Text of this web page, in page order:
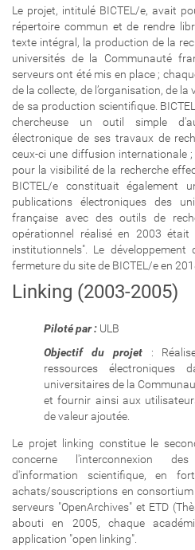
Le projet, intitulé BICTEL/e, avait
répertoire commun et de rendre
texte intégral, la production de la
universités de la Communauté
serveurs ont été mis en place ;
de la collecte, de l’organisation, de
de sa production scientifique.
chercheuse un outil simple
électronique de ses travaux de
ceux-ci une diffusion internationale
pour la visibilité de la recherche
BICTEL/e constituait également
publications électroniques des
française avec des outils de
opérationnel réalisé en 2003
institutionnels". Le
fermeture du site de BICTEL/e en
Linking (2003-2005)
Piloté par : ULB
Objectif du projet:
ressources électroniques
universitaires de la
et fournir ainsi aux
de valeur ajoutée.
Le projet linking constitue le
concerne l'interconnexion
d'information scientifique, en
achats/souscriptions en
serveurs "OpenArchives" et ETD
abouti en 2005, chaque
application "open linking".